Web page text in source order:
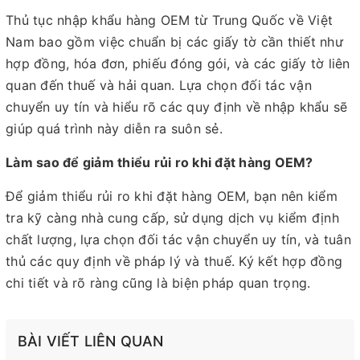
Thủ tục nhập khẩu hàng OEM từ Trung Quốc về Việt
Nam bao gồm việc chuẩn bị các giấy tờ cần thiết như
hợp đồng, hóa đơn, phiếu đóng gói, và các giấy tờ liên
quan đến thuế và hải quan. Lựa chọn đối tác vận
chuyển uy tín và hiểu rõ các quy định về nhập khẩu sẽ
giúp quá trình này diễn ra suôn sẻ.
Làm sao để giảm thiểu rủi ro khi đặt hàng OEM?
Để giảm thiểu rủi ro khi đặt hàng OEM, bạn nên kiểm
tra kỹ càng nhà cung cấp, sử dụng dịch vụ kiểm định
chất lượng, lựa chọn đối tác vận chuyển uy tín, và tuân
thủ các quy định về pháp lý và thuế. Ký kết hợp đồng
chi tiết và rõ ràng cũng là biện pháp quan trọng.
BÀI VIẾT LIÊN QUAN